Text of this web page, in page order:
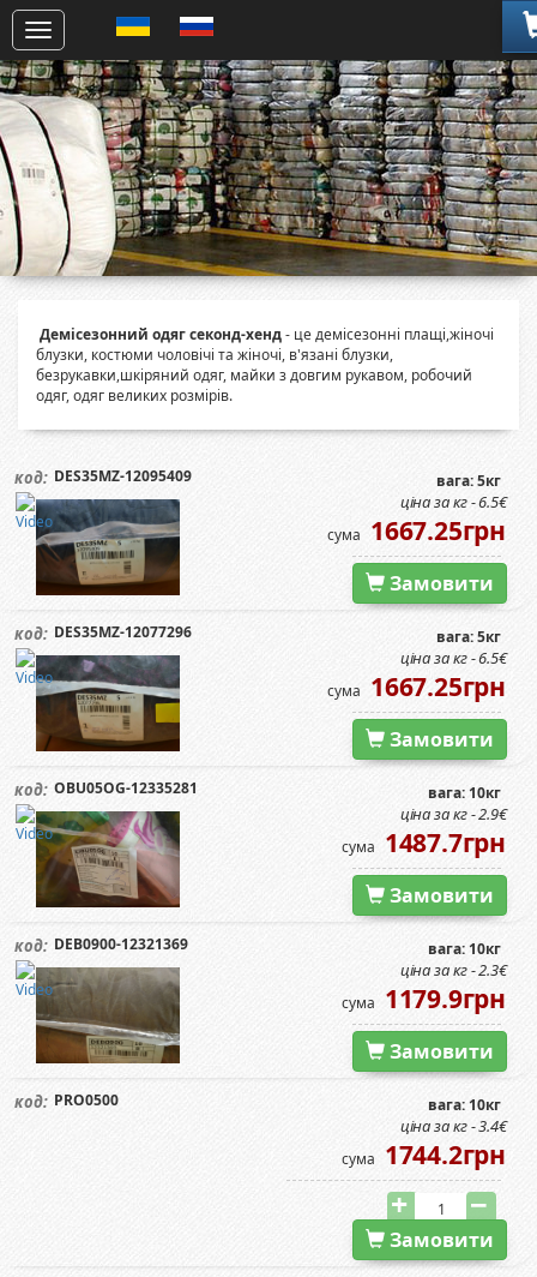
Демісезонний одяг секонд-хенд- це демісезонні плащі,жіночі
блузки, костюми чоловічі та жіночі, в'язані блузки,
безрукавки,шкіряний одяг, майки з довгим рукавом, робочий
одяг, одяг великих розмірів.
код: DES35MZ-12095409 вага: 5кг
ціна за кг - 6.5€
сума 1667.25грн
Замовити
код: DES35MZ-12077296 вага: 5кг
ціна за кг - 6.5€
сума 1667.25грн
Замовити
код: OBU05OG-12335281 вага: 10кг
ціна за кг - 2.9€
сума 1487.7грн
Замовити
код: DEB0900-12321369 вага: 10кг
ціна за кг - 2.3€
сума 1179.9грн
Замовити
код: PRO0500 вага: 10кг
ціна за кг - 3.4€
сума 1744.2грн
Замовити